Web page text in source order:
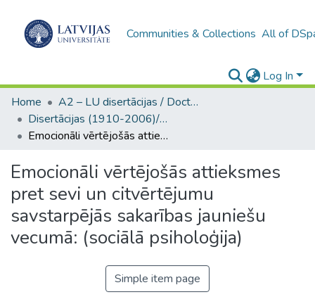
Communities & Collections All of
Log In
Home
A2 – LU disertācijas / Doctoral theses UL
Disertācijas (1910-2006)/ Doctoral Theses
Emocionāli vērtējošās attieksmes pret sevi un citvērtējumu savstarpējās sakarības jauniešu vecumā: (sociālā psiholoģija)
Emocionāli vērtējošās attieksmes
pret sevi un citvērtējumu
savstarpējās sakarības jauniešu
vecumā: (sociālā psiholoģija)
Simple item page